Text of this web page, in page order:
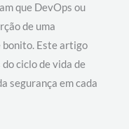
que DevOps ou
de uma
bonito. Este artigo
ciclo de vida de
segurança em cada